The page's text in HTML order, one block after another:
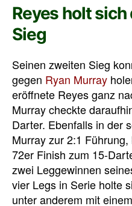
Reyes holt
Sieg
Seinen zweiten Sieg
gegen Ryan Murray
eröffnete Reyes ganz
Murray checkte
Darter. Ebenfalls in der
Murray zur 2:1
72er Finish zum 15-
zwei Leggewinnen
vier Legs in Serie holte
unter anderem mit